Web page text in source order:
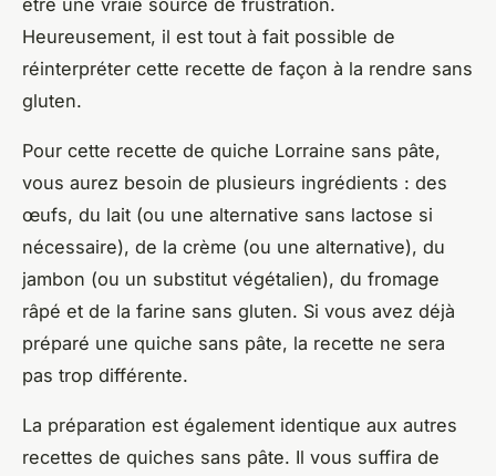
Heureusement, il est tout à fait possible de
réinterpréter cette recette de façon à la rendre sans
gluten.
Pour cette recette de quiche Lorraine sans pâte,
vous aurez besoin de plusieurs ingrédients : des
œufs, du lait (ou une alternative sans lactose si
nécessaire), de la crème (ou une alternative), du
jambon (ou un substitut végétalien), du fromage
râpé et de la farine sans gluten. Si vous avez déjà
préparé une quiche sans pâte, la recette ne sera
pas trop différente.
La préparation est également identique aux autres
recettes de quiches sans pâte. Il vous suffira de